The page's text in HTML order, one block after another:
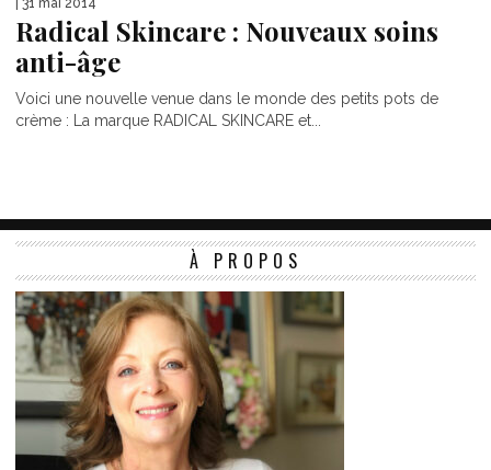
| 31 mai 2014
Radical Skincare : Nouveaux soins
anti-âge
Voici une nouvelle venue dans le monde des petits pots de
crème : La marque RADICAL SKINCARE et...
À PROPOS